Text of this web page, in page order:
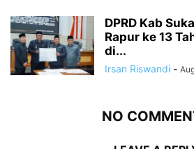
DPRD Kab
Rapur ke 13
di...
Irsan Riswandi -
NO